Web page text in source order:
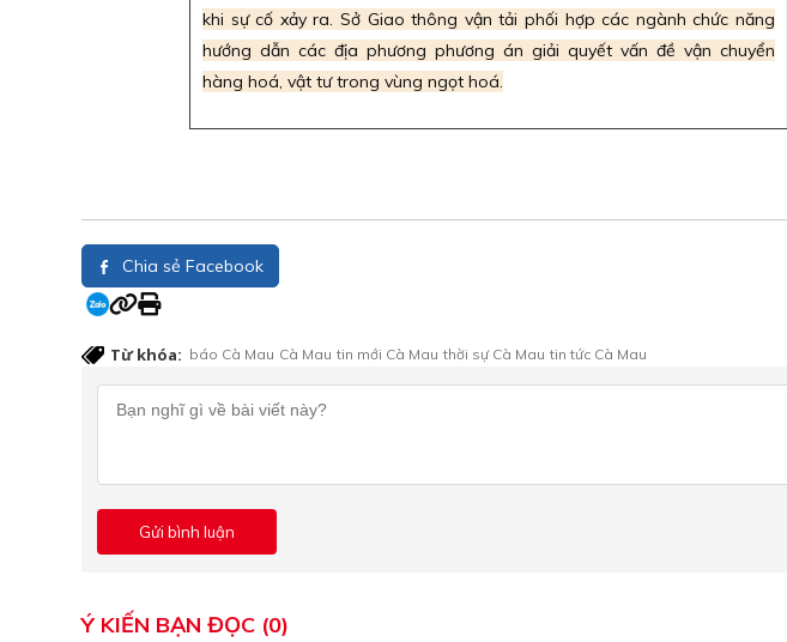
khi sự cố xảy ra. Sở Giao thông vận tải phối hợp các ngành chức năng
hướng dẫn các địa phương phương án giải quyết vấn đề vận chuyển
hàng hoá, vật tư trong vùng ngọt hoá.
Chia sẻ Facebook
Từ khóa: báo Cà Mau Cà Mau tin mới Cà Mau thời sự Cà Mau tin tức Cà Mau
Ý KIẾN BẠN ĐỌC (0)